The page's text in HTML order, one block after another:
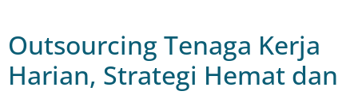
Outsourcing Tenaga Kerja
Harian, Strategi Hemat dan